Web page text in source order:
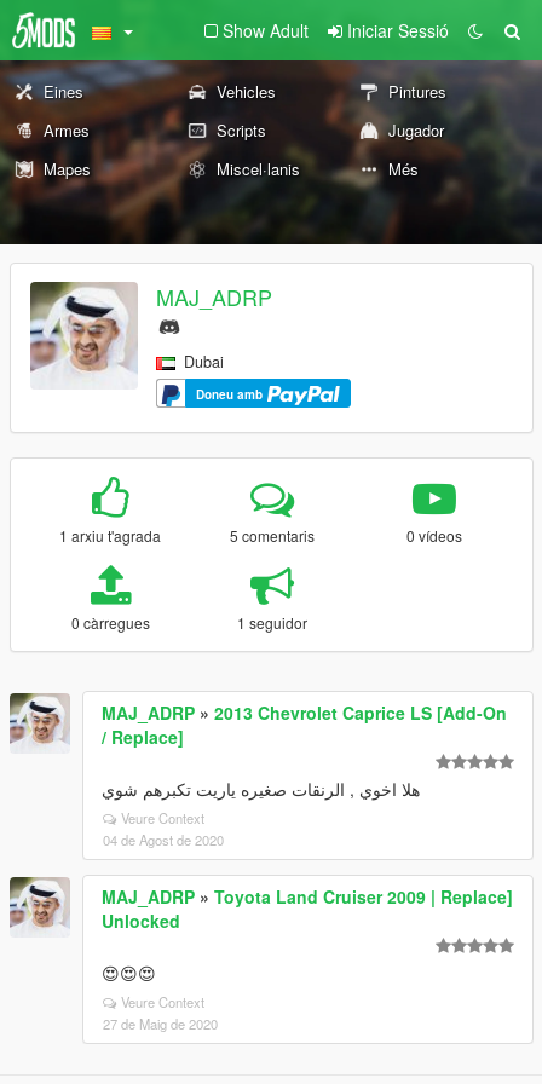
Show Adult Iniciar Sessió
Eines Vehicles
Pintures
Armes
Scripts
Jugador
Mapes
Miscel·lanis Més
MAJ_ADRP
Dubai
Doneu amb
1 arxiu t'agrada 5 comentaris 0 vídeos
0 càrregues 1 seguidor
MAJ_ADRP » 2013 Chevrolet Caprice LS [Add-On
/ Replace]
هلا اخوي , الرنقات صغيره ياريت تكبرهم شوي
Veure Context
04 de Agost de 2020
MAJ_ADRP » Toyota Land Cruiser 2009 | Replace]
Unlocked
😍😍😍
Veure Context
27 de Maig de 2020